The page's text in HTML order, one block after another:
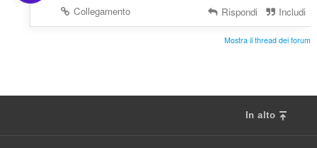
d
i
Collegamento
Rispondi Includi
Mostra il thread dei forum
In alto